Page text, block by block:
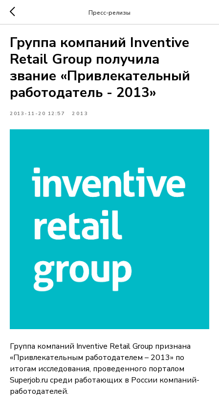
Пресс-релизы
Группа компаний Inventive
Retail Group получила
звание «Привлекательный
работодатель - 2013»
2013-11-20 12:57 2013
Группа компаний Inventive Retail Group признана
«Привлекательным работодателем – 2013» по
итогам исследования, проведенного порталом
Superjob.ru среди работающих в России компаний-
работодателей.